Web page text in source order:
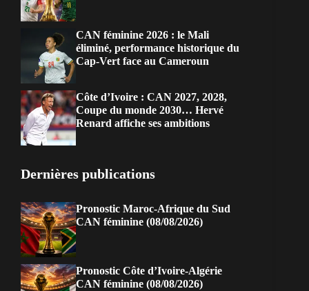
CAN féminine 2026 : le Mali
éliminé, performance historique du
Cap-Vert face au Cameroun
Côte d’Ivoire : CAN 2027, 2028,
Coupe du monde 2030… Hervé
Renard affiche ses ambitions
Dernières publications
Pronostic Maroc-Afrique du Sud
CAN féminine (08/08/2026)
Pronostic Côte d’Ivoire-Algérie
CAN féminine (08/08/2026)